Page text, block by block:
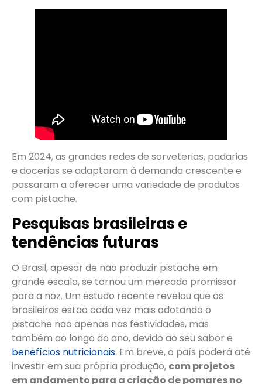
Em 2024, as grandes redes de sorveterias, padarias
e docerias se adaptaram à demanda crescente e
passaram a oferecer uma variedade de produtos
com pistache.
Pesquisas brasileiras e
tendências futuras
O Brasil, apesar de não produzir pistache em
grande escala, se tornou um mercado promissor
para a noz. Um estudo recente revelou que os
brasileiros estão cada vez mais adotando o
pistache não apenas nas festividades, mas
também ao longo do ano, devido ao seu sabor e
benefícios nutricionais. Em breve, o país poderá até
investir em sua própria produção, com projetos
em andamento para a criação de pomares no